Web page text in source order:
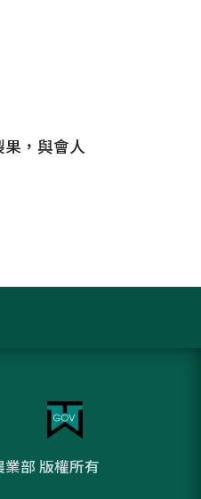
，與會人
部 版權所有